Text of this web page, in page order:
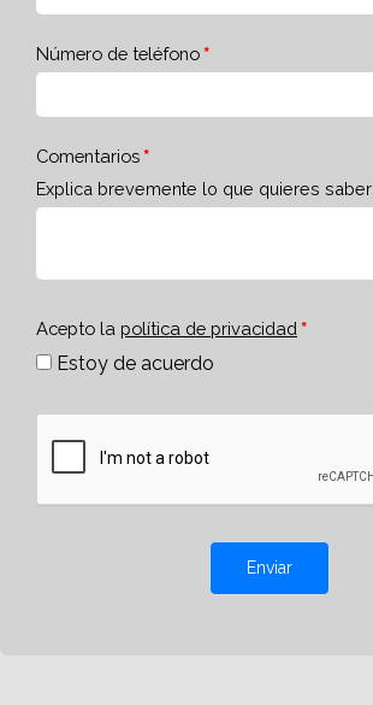
Número de teléfono
Comentarios
Explica brevemente lo que quieres saber
Acepto la política de privacidad
Estoy de acuerdo
Enviar